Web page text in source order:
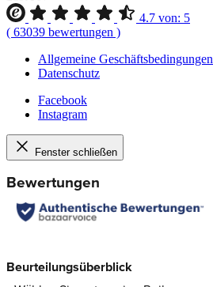
4.7 von: 5
( 63039 bewertungen )
Allgemeine Geschäftsbedingungen
Datenschutz
Facebook
Instagram
Fenster schließen